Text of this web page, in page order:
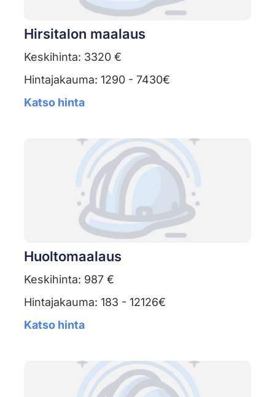
Hirsitalon maalaus
Keskihinta: 3320 €
Hintajakauma: 1290 - 7430€
Katso hinta
Huoltomaalaus
Keskihinta: 987 €
Hintajakauma: 183 - 12126€
Katso hinta